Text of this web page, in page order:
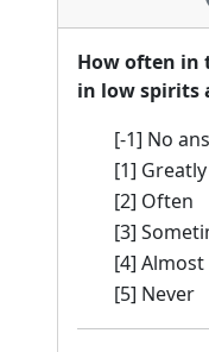
How often in
in low spirits
[-1] No
[1] Greatly
[2] Often
[3]
[4]
[5] Never